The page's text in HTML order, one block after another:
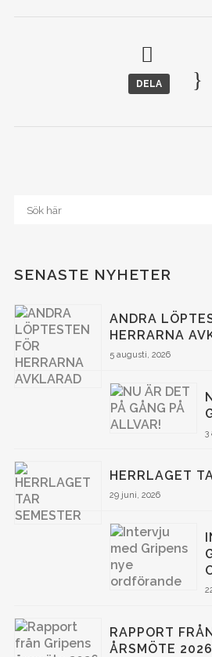
DELA
SENASTE NYHETER
ANDRA
HERRARNA
5 augusti, 2026
3
HERRLAGET
29 juni, 2026
RAPPORT
ÅRSMÖTE 2026